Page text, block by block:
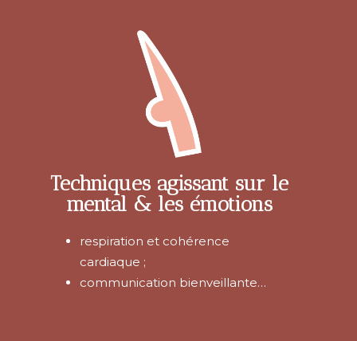
Techniques agissant sur le
mental & les émotions
respiration et cohérence
cardiaque ;
communication bienveillante…